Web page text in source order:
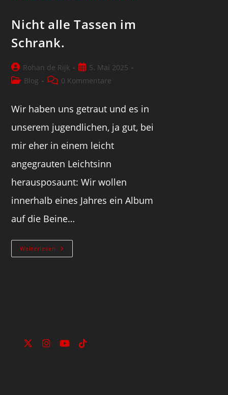
Nicht alle Tassen im
Schrank.
Rohan de Rijk
5. Mai 2025
Blog
0 Kommentare
Wir haben uns getraut und es in
unserem jugendlichen, ja gut, bei
mir eher in einem leicht
angegrauten Leichtsinn
herausposaunt: Wir wollen
innerhalb eines Jahres ein Album
auf die Beine…
Weiterlesen